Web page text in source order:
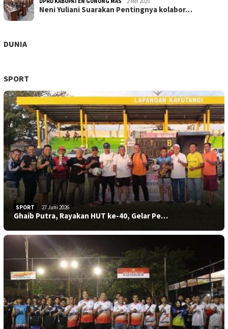
Neni Yuliani Suarakan Pentingnya kolabor…
DUNIA
SPORT
SPORT 27 Juni 2026
Ghaib Putra, Rayakan HUT ke-40, Gelar Pe…